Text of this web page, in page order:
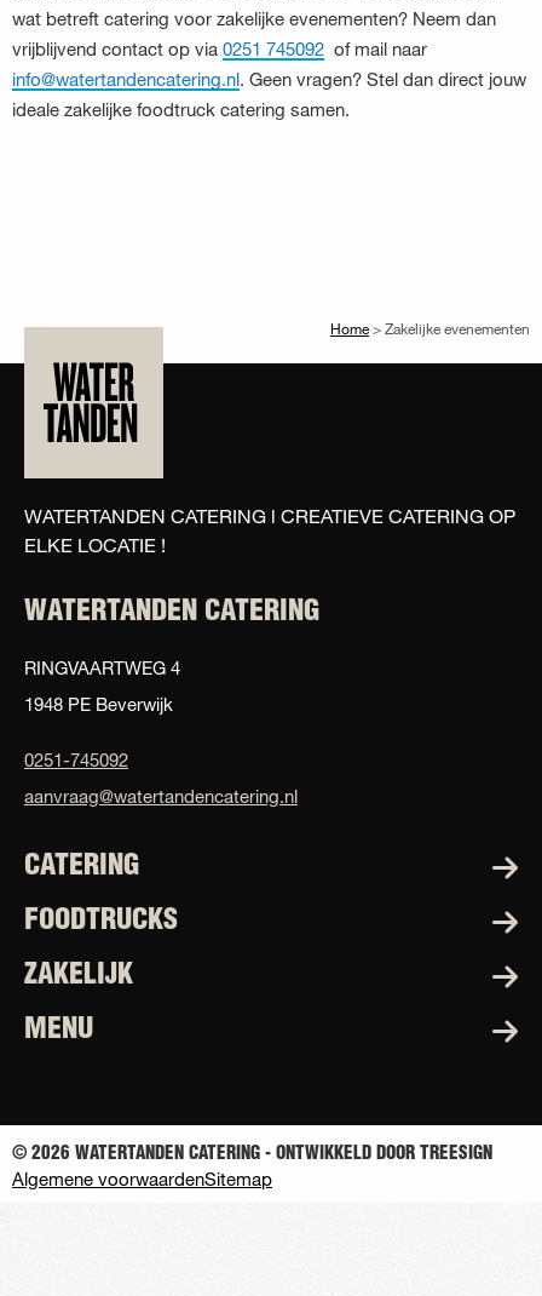
wat betreft catering voor zakelijke evenementen? Neem dan
vrijblijvend contact op via 0251 745092 of mail naar
info@watertandencatering.nl. Geen vragen? Stel dan direct jouw
ideale zakelijke foodtruck catering samen.
Home>Zakelijke evenementen
WATERTANDEN CATERING l CREATIEVE CATERING OP
ELKE LOCATIE !
WATERTANDEN CATERING
RINGVAARTWEG 4
1948 PE Beverwijk
0251-745092
aanvraag@watertandencatering.nl
CATERING
FOODTRUCKS
ZAKELIJK
MENU
© 2026 WATERTANDEN CATERING - ONTWIKKELD DOOR TREESIGN
Algemene voorwaardenSitemap